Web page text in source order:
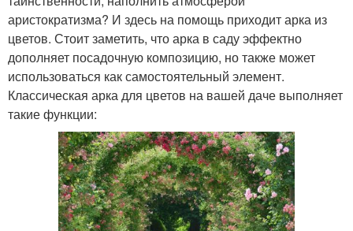
аристократизма? И здесь на помощь приходит арка из
цветов. Стоит заметить, что арка в саду эффектно
дополняет посадочную композицию, но также может
использоваться как самостоятельный элемент.
Классическая арка для цветов на вашей даче выполняет
такие функции: